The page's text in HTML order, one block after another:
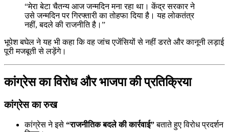
“मेरा बेटा चैतन्य आज जन्मदिन मना रहा था। केंद्र सरकार ने
उसे जन्मदिन पर गिरफ्तारी का तोहफा दिया है। यह लोकतंत्र
नहीं, बदले की राजनीति है।”
भूपेश बघेल ने यह भी कहा कि वह जांच एजेंसियों से नहीं डरते और कानूनी लड़ाई
पूरी मजबूती से लड़ेंगे।
कांग्रेस का विरोध और भाजपा की प्रतिक्रिया
कांग्रेस का रुख
कांग्रेस ने इसे “राजनीतिक बदले की कार्रवाई”बताते हुए विरोध प्रदर्शन